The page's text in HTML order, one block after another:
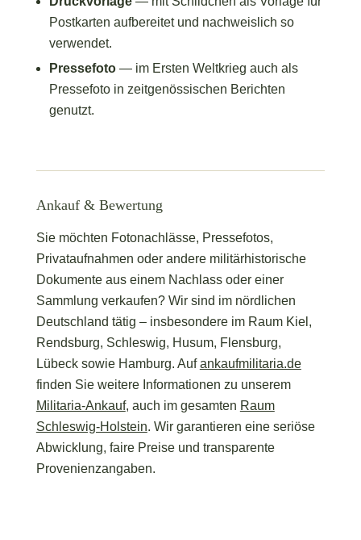
Postkarten aufbereitet und nachweislich so
verwendet.
Pressefoto— im Ersten Weltkrieg auch als
Pressefoto in zeitgenössischen Berichten
genutzt.
Ankauf & Bewertung
Sie möchten Fotonachlässe, Pressefotos,
Privataufnahmen oder andere militärhistorische
Dokumente aus einem Nachlass oder einer
Sammlung verkaufen? Wir sind im nördlichen
Deutschland tätig – insbesondere im Raum Kiel,
Rendsburg, Schleswig, Husum, Flensburg,
Lübeck sowie Hamburg. Aufankaufmilitaria.de
finden Sie weitere Informationen zu unserem
Militaria-Ankauf, auch im gesamten Raum
Schleswig-Holstein. Wir garantieren eine seriöse
Abwicklung, faire Preise und transparente
Provenienzangaben.